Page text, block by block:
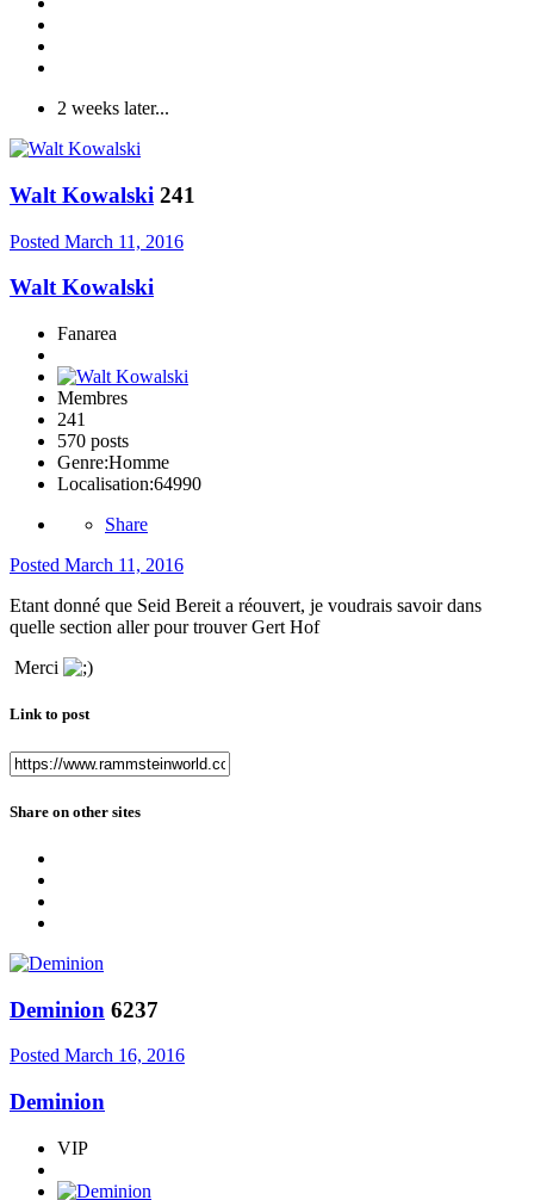
2 weeks later...
Walt Kowalski 241
Posted March 11, 2016
Walt Kowalski
Fanarea
Membres
241
570 posts
Genre:Homme
Localisation:64990
Share
Posted March 11, 2016
Etant donné que Seid Bereit a réouvert, je voudrais savoir dans
quelle section aller pour trouver Gert Hof
Merci
Link to post
Share on other sites
Deminion 6237
Posted March 16, 2016
Deminion
VIP